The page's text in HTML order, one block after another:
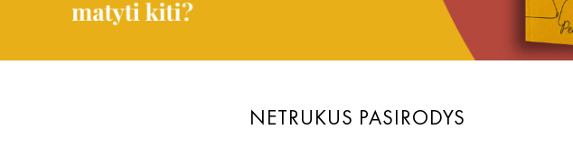
NETRUKUS PASIRODYS